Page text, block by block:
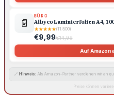
📄
BÜRO
Albyco Laminierfolien A4,
★★★★★(11.800)
€9,99€14,99
Auf Amazon
🔗 Hinweis: Als Amazon-Partner verdienen wir an
Preise können